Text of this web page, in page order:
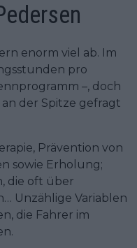
enorm viel ab. Im
pro
–, doch
an der Spitze gefragt
Prävention von
sowie Erholung;
die oft über
Unzählige Variablen
die Fahrer im